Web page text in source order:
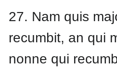
27. Nam quis
recumbit, an qui
nonne qui